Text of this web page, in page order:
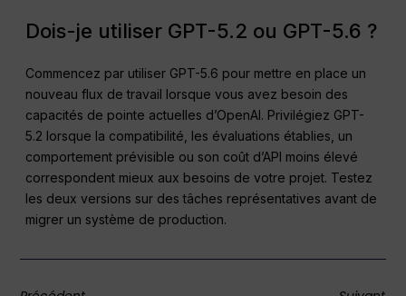
Dois-je utiliser GPT-5.2 ou GPT-5.6 ?
Commencez par utiliser GPT-5.6 pour mettre en place un
nouveau flux de travail lorsque vous avez besoin des
capacités de pointe actuelles d’OpenAI. Privilégiez GPT-
5.2 lorsque la compatibilité, les évaluations établies, un
comportement prévisible ou son coût d’API moins élevé
correspondent mieux aux besoins de votre projet. Testez
les deux versions sur des tâches représentatives avant de
migrer un système de production.